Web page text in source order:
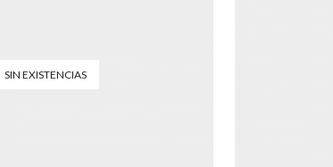
SIN EXISTENCIAS